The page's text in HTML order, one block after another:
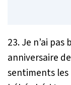
23. Je n’ai
anniversaire
sentiments les